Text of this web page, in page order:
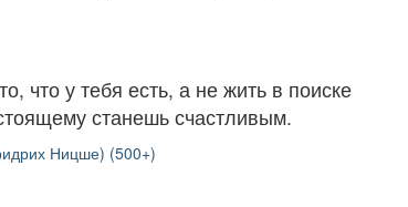
что у тебя есть, а не жить в поиске
станешь счастливым.
Ницше) (500+)